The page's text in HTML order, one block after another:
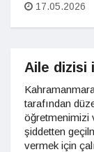
17.05.2026
Aile dizisi
tarafından
öğretmenimizi
şiddetten
vermek için